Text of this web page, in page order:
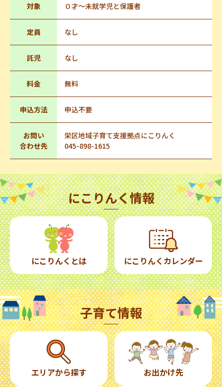
対象 ０才～未就学児と保護者
定員 なし
託児 なし
料金 無料
申込方法 申込不要
お問い
合わせ先
栄区地域子育て支援拠点にこりんく
045-898-1615
にこりんく情報
にこりんくとは にこりんくカレンダー
子育て情報
エリアから探す お出かけ先